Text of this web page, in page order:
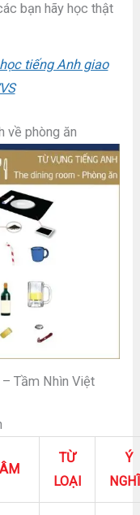
bạn hãy học thật
tiếng Anh giao
về phòng ăn
Tầm Nhìn Việt
TỪ
LOẠI
Ý